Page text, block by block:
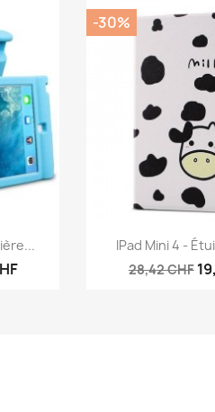
Aperçu
IPad Mini 4 -
28,42 CHF
-30%